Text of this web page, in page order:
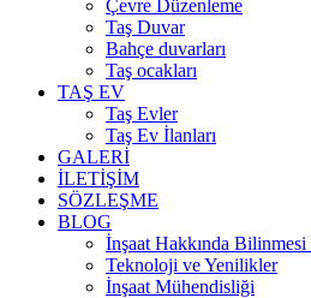
Çevre Düzenleme
Taş Duvar
Bahçe duvarları
Taş ocakları
TAŞ EV
Taş Evler
Taş Ev İlanları
GALERİ
İLETİŞİM
SÖZLEŞME
BLOG
İnşaat Hakkında
Teknoloji ve Yenilikler
İnşaat Mühendisliği